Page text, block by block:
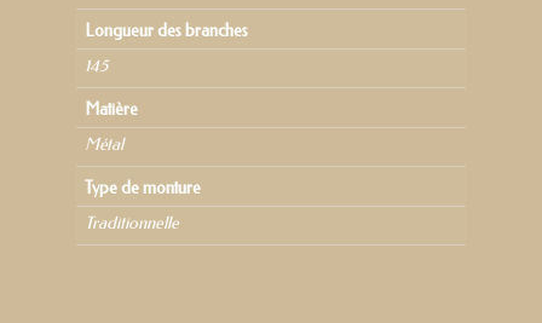
Longueur des branches
145
Matière
Métal
Type de monture
Traditionnelle